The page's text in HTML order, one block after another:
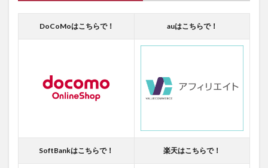
DoCoMoはこちらで！ auはこちらで！
SoftBankはこちらで！ 楽天はこちらで！